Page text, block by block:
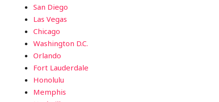
San Diego
Las Vegas
Chicago
Washington D.C.
Orlando
Fort Lauderdale
Honolulu
Memphis